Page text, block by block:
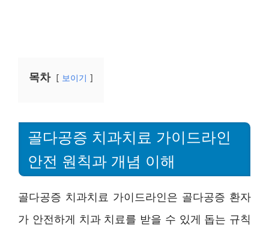
목차 보이기
골다공증 치과치료 가이드라인
안전 원칙과 개념 이해
골다공증 치과치료 가이드라인은 골다공증 환자
가 안전하게 치과 치료를 받을 수 있게 돕는 규칙